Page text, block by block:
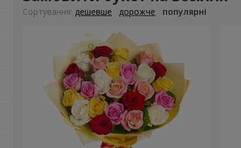
Сортування: дешевше дорожче популярні